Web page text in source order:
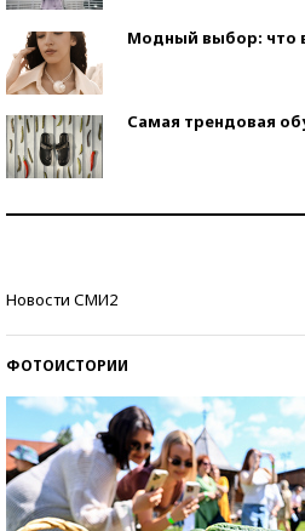
Модный выбор: что
Самая трендовая
Новости СМИ2
ФОТОИСТОРИИ